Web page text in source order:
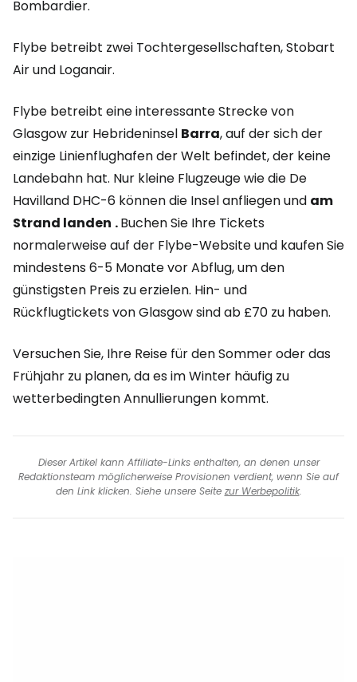
Bombardier.
Flybe betreibt zwei Tochtergesellschaften, Stobart
Air und Loganair.
Flybe betreibt eine interessante Strecke von
Glasgow zur Hebrideninsel Barra, auf der sich der
einzige Linienflughafen der Welt befindet, der keine
Landebahn hat. Nur kleine Flugzeuge wie die De
Havilland DHC-6 können die Insel anfliegen und am
Strand landen .Buchen Sie Ihre Tickets
normalerweise auf der Flybe-Website und kaufen Sie
mindestens 6-5 Monate vor Abflug, um den
günstigsten Preis zu erzielen. Hin- und
Rückflugtickets von Glasgow sind ab £70 zu haben.
Versuchen Sie, Ihre Reise für den Sommer oder das
Frühjahr zu planen, da es im Winter häufig zu
wetterbedingten Annullierungen kommt.
Dieser Artikel kann Affiliate-Links enthalten, an denen unser
Redaktionsteam möglicherweise Provisionen verdient, wenn Sie auf
den Link klicken. Siehe unsere Seite zur Werbepolitik.